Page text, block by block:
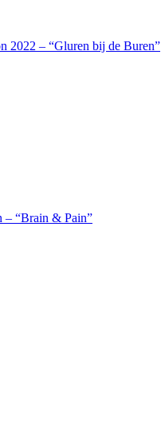
2022 – “Gluren bij de Buren”
– “Brain & Pain”